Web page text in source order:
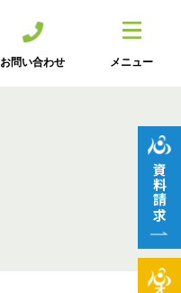
お問い合わせ メニュー
資料請求